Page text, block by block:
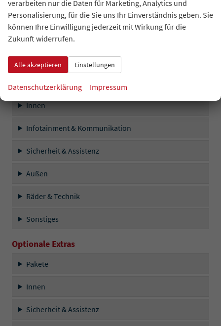
Außen
Räder & Technik
Sonstiges
Serienausstattungen
Innen
Infotainment & Kommunikation
Sicherheit & Assistenz
Außen
Räder & Technik
Sonstiges
Optionale Extras
Pakete
Innen
Sicherheit & Assistenz
verarbeiten nur die Daten für Marketing, Analytics und
Personalisierung, für die Sie uns Ihr Einverständnis geben. Sie
können Ihre Einwilligung jederzeit mit Wirkung für die
Zukunft widerrufen.
Alle akzeptieren Einstellungen
Datenschutzerklärung Impressum